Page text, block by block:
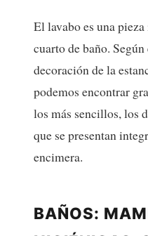
El lavabo es una
cuarto de baño.
decoración de la
podemos encontrar
los más sencillos, los
que se presentan
encimera.
BAÑOS: